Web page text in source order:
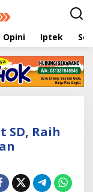
Opini Iptek
SD, Raih